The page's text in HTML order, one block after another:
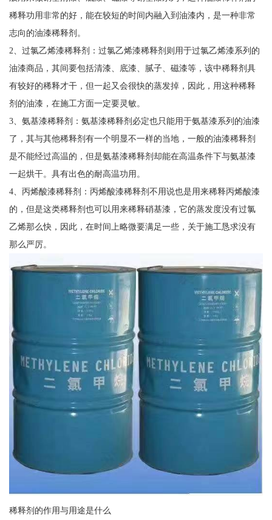
稀释功用非常的好，能在较短的时间内融入到油漆内，是一种非常
志向的油漆稀释剂。
2、过氯乙烯漆稀释剂：过氯乙烯漆稀释剂则用于过氯乙烯漆系列的
油漆商品，其间要包括清漆、底漆、腻子、磁漆等，该中稀释剂具
有较好的稀释才干，但一起又会很快的蒸发掉，因此，用这种稀释
剂的油漆，在施工方面一定要灵敏。
3、氨基漆稀释剂：氨基漆稀释剂必定也只能用于氨基漆系列的油漆
了，其与其他稀释剂有一个明显不一样的当地，一般的油漆稀释剂
是不能经过高温的，但是氨基漆稀释剂却能在高温条件下与氨基漆
一起烘干。具有出色的耐高温功用。
4、丙烯酸漆稀释剂：丙烯酸漆稀释剂不用说也是用来稀释丙烯酸漆
的，但是这类稀释剂也可以用来稀释硝基漆，它的蒸发度没有过氯
乙烯那么快，因此，在时间上略微要满足一些，关于施工恳求没有
那么严厉。
稀释剂的作用与用途是什么